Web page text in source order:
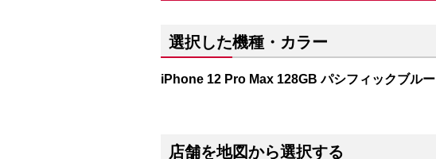
選択した機種・カラー
iPhone 12 Pro Max 128GB パシフィックブルー
店舗を地図から選択する